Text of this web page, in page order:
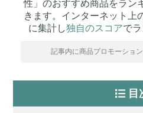
性」のおすすめ商品をラン
きます。インターネット上
に集計し独自のスコアで
記事内に商品プロモーショ
目